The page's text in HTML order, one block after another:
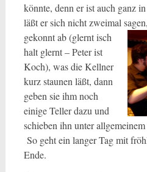
könnte, denn er ist auch ganz
läßt er sich nicht zweimal
gekonnt ab (glernt isch
halt glernt – Peter ist
Koch), was die Kellner
kurz staunen läßt, dann
geben sie ihm noch
einige Teller dazu und
schieben ihn unter
So geht ein langer Tag mit
Ende.